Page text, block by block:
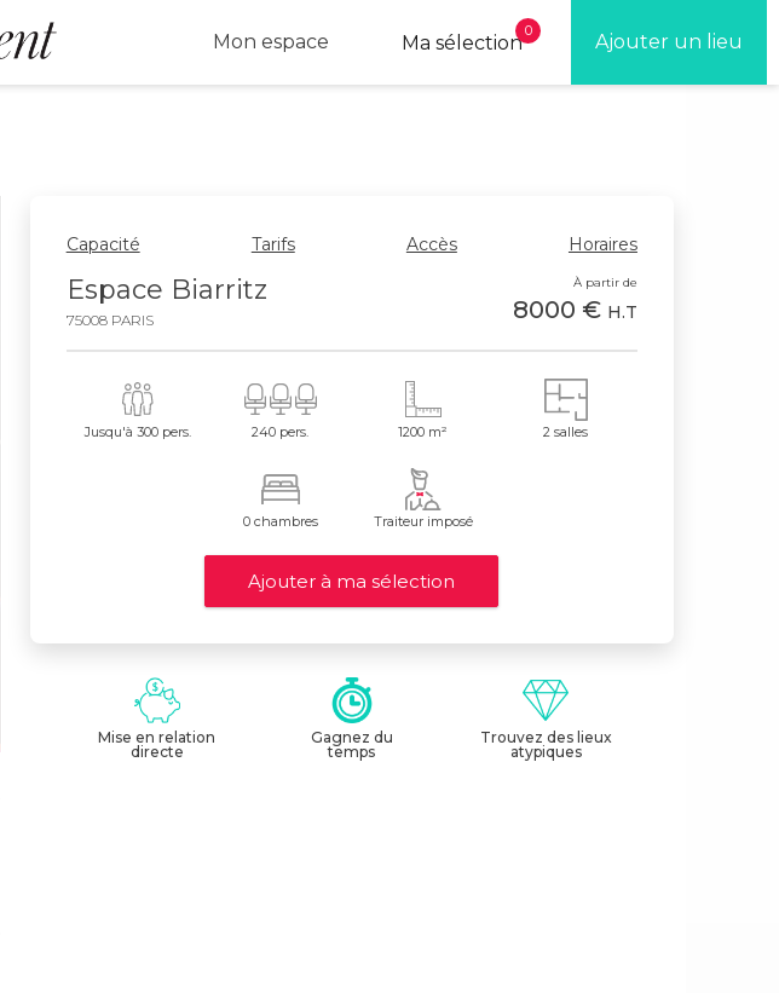
Ajouter un lieu
Ma sélection
0
Mon espace
Capacité Tarifs Accès Horaires
Espace Biarritz
75008 PARIS
À partir de
8000 € H.T
Jusqu'à 300 pers. 240 pers. 1200 m² 2 salles
0 chambres Traiteur imposé
Mise en relation
directe
Gagnez du
temps
Trouvez des lieux
atypiques